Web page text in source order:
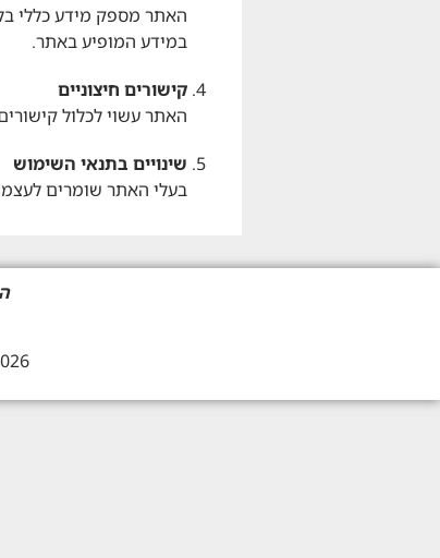
האתר מספק מידע כללי
במידע המופיע באתר.
קישורים חיצוניים
האתר עשוי לכלול
שינויים בתנאי השימוש
בעלי האתר שומרים
2026 © כל